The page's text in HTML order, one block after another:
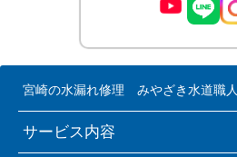
宮崎の水漏れ修理 みやざき水道職人
サービス内容